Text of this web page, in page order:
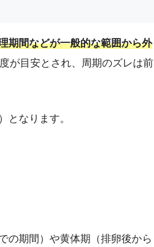
期間などが一般的な範囲から外
が目安とされ、周期のズレは前
となります。
の期間）や黄体期（排卵後から